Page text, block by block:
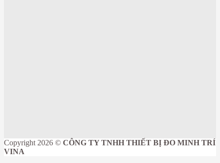
Copyright 2026 © CÔNG TY TNHH THIẾT BỊ ĐO MINH TRÍ
VINA